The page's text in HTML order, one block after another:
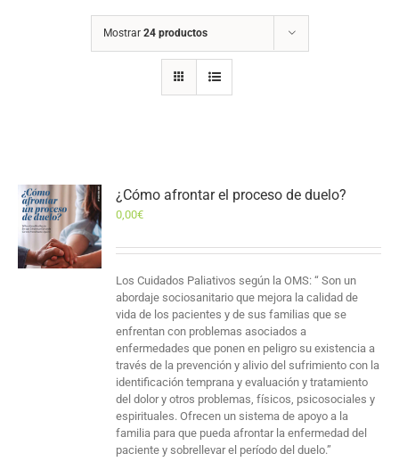
Mostrar 24 productos
¿Cómo afrontar el proceso de duelo?
0,00€
Los Cuidados Paliativos según la OMS: “ Son un
abordaje sociosanitario que mejora la calidad de
vida de los pacientes y de sus familias que se
enfrentan con problemas asociados a
enfermedades que ponen en peligro su existencia a
través de la prevención y alivio del sufrimiento con la
identificación temprana y evaluación y tratamiento
del dolor y otros problemas, físicos, psicosociales y
espirituales. Ofrecen un sistema de apoyo a la
familia para que pueda afrontar la enfermedad del
paciente y sobrellevar el período del duelo.”